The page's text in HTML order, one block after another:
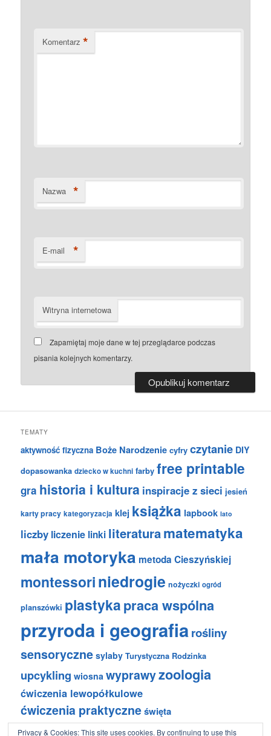
Komentarz *
Nazwa *
E-mail *
Witryna internetowa
Zapamiętaj moje dane w tej przeglądarce podczas
pisania kolejnych komentarzy.
TEMATY
aktywność fizyczna Boże Narodzenie cyfry czytanie DIY
dopasowanka dziecko w kuchni farby free printable
gra historia i kultura inspiracje z sieci jesień
karty pracy kategoryzacja klej książka lapbook lato
liczby liczenie linki literaturamatematyka
mała motoryka metoda Cieszyńskiej
montessoriniedrogie nożyczki ogród
planszówki plastykapraca wspólna
przyroda i geografiarośliny
sensoryczne sylaby Turystyczna Rodzinka
upcykling wiosna wyprawyzoologia
ćwiczenia lewopółkulowe
ćwiczenia praktyczneświęta
Privacy & Cookies: This site uses cookies. By continuing to use this